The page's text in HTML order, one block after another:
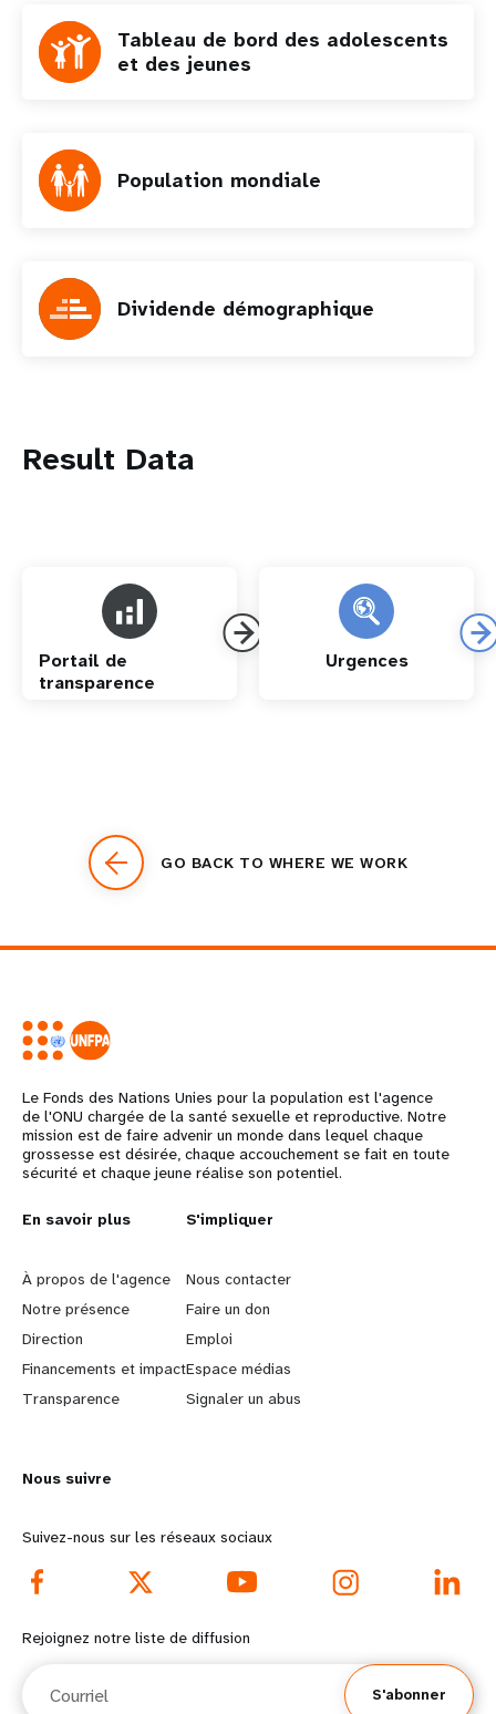
Tableau de bord des adolescents
et des jeunes
Population mondiale
Dividende démographique
Result Data
Portail de
transparence
Urgences
GO BACK TO WHERE WE WORK
Le Fonds des Nations Unies pour la population est l'agence
de l'ONU chargée de la santé sexuelle et reproductive. Notre
mission est de faire advenir un monde dans lequel chaque
grossesse est désirée, chaque accouchement se fait en toute
sécurité et chaque jeune réalise son potentiel.
L
e
a
r
n
o
r
e
f
En savoir plus
À propos de l'agence
Notre présence
Direction
Financements et impact
Transparence
G
o
b
e
y
d
o
S'impliquer
Nous contacter
Faire un don
Emploi
Espace médias
Signaler un abus
Nous suivre
Suivez-nous sur les réseaux sociaux
Rejoignez notre liste de diffusion
S'abonner